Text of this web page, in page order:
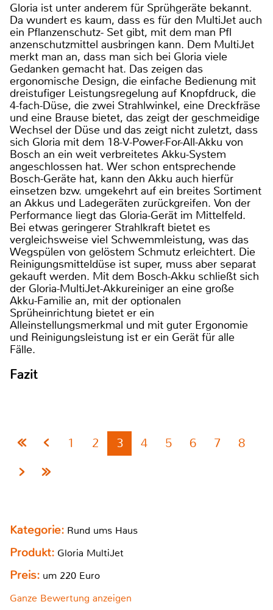
Gloria ist unter anderem für Sprühgeräte bekannt.
Da wundert es kaum, dass es für den MultiJet auch
ein Pflanzenschutz- Set gibt, mit dem man Pfl
anzenschutzmittel ausbringen kann. Dem MultiJet
merkt man an, dass man sich bei Gloria viele
Gedanken gemacht hat. Das zeigen das
ergonomische Design, die einfache Bedienung mit
dreistufiger Leistungsregelung auf Knopfdruck, die
4-fach-Düse, die zwei Strahlwinkel, eine Dreckfräse
und eine Brause bietet, das zeigt der geschmeidige
Wechsel der Düse und das zeigt nicht zuletzt, dass
sich Gloria mit dem 18-V-Power-For-All-Akku von
Bosch an ein weit verbreitetes Akku-System
angeschlossen hat. Wer schon entsprechende
Bosch-Geräte hat, kann den Akku auch hierfür
einsetzen bzw. umgekehrt auf ein breites Sortiment
an Akkus und Ladegeräten zurückgreifen. Von der
Performance liegt das Gloria-Gerät im Mittelfeld.
Bei etwas geringerer Strahlkraft bietet es
vergleichsweise viel Schwemmleistung, was das
Wegspülen von gelöstem Schmutz erleichtert. Die
Reinigungsmitteldüse ist super, muss aber separat
gekauft werden. Mit dem Bosch-Akku schließt sich
der Gloria-MultiJet-Akkureiniger an eine große
Akku-Familie an, mit der optionalen
Sprüheinrichtung bietet er ein
Alleinstellungsmerkmal und mit guter Ergonomie
und Reinigungsleistung ist er ein Gerät für alle
Fälle.
Fazit
1 2 3 4 5 6 7 8
Kategorie: Rund ums Haus
Produkt: Gloria MultiJet
Preis: um 220 Euro
Ganze Bewertung anzeigen